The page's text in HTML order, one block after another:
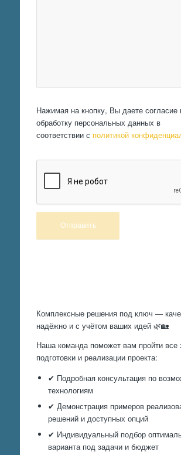
Нажимая на кнопку, Вы даете согласие
обработку персональных данных в
соответствии с политикой
Комплексные решения под ключ —
надёжно и с учётом ваших идей 🌿🏡
Наша команда поможет вам пройти все
подготовки и реализации проекта:
✔ Подробная консультация по
технологиям
✔ Демонстрация примеров
решений и доступных опций
✔ Индивидуальный подбор
варианта под задачи и бюджет